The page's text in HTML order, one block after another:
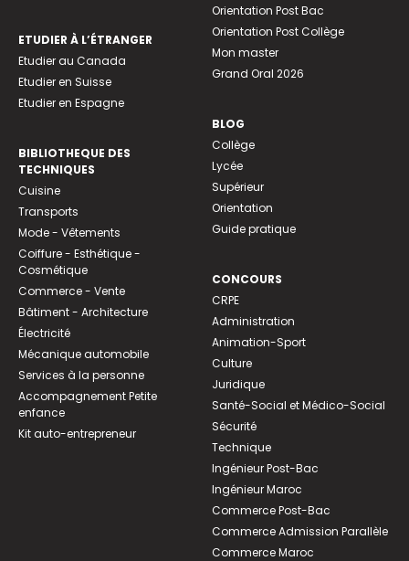
ETUDIER À L’ÉTRANGER
Etudier au Canada
Etudier en Suisse
Etudier en Espagne
BIBLIOTHEQUE DES
TECHNIQUES
Cuisine
Transports
Mode - Vêtements
Coiffure - Esthétique -
Cosmétique
Commerce - Vente
Bâtiment - Architecture
Électricité
Mécanique automobile
Services à la personne
Accompagnement Petite
enfance
Kit auto-entrepreneur
Orientation Post Bac
Orientation Post Collège
Mon master
Grand Oral 2026
BLOG
Collège
Lycée
Supérieur
Orientation
Guide pratique
CONCOURS
CRPE
Administration
Animation-Sport
Culture
Juridique
Santé-Social et Médico-Social
Sécurité
Technique
Ingénieur Post-Bac
Ingénieur Maroc
Commerce Post-Bac
Commerce Admission Parallèle
Commerce Maroc